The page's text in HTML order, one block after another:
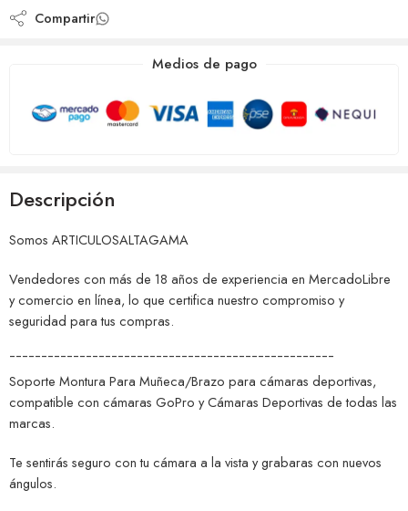
Compartir
Medios de pago
Descripción
Somos ARTICULOSALTAGAMA
Vendedores con más de 18 años de experiencia en MercadoLibre
y comercio en línea, lo que certifica nuestro compromiso y
seguridad para tus compras.
¯¯¯¯¯¯¯¯¯¯¯¯¯¯¯¯¯¯¯¯¯¯¯¯¯¯¯¯¯¯¯¯¯¯¯¯¯¯¯¯¯¯¯¯¯¯¯¯¯¯¯
Soporte Montura Para Muñeca/Brazo para cámaras deportivas,
compatible con cámaras GoPro y Cámaras Deportivas de todas las
marcas.
Te sentirás seguro con tu cámara a la vista y grabaras con nuevos
ángulos.